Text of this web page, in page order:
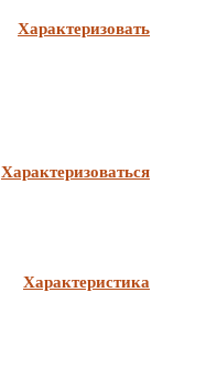
Характеризовать
Характеризоваться
Характеристика